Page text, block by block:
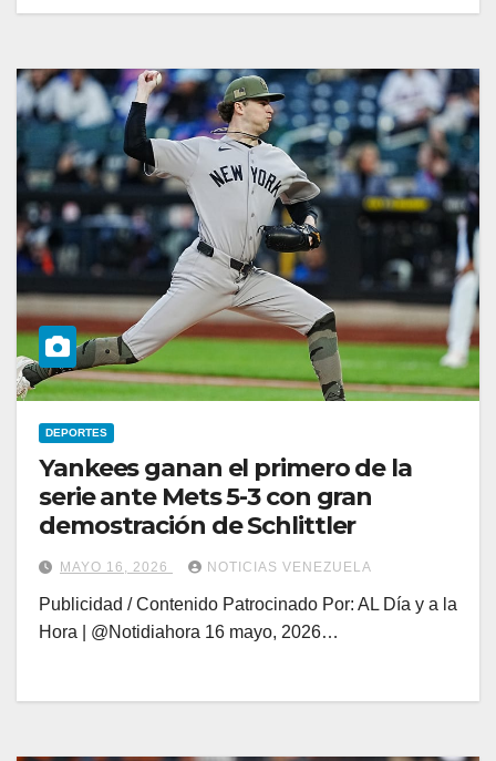
DEPORTES
Yankees ganan el primero de la
serie ante Mets 5-3 con gran
demostración de Schlittler
MAYO 16, 2026 NOTICIAS VENEZUELA
Publicidad / Contenido Patrocinado Por: AL Día y a la
Hora | @Notidiahora 16 mayo, 2026…